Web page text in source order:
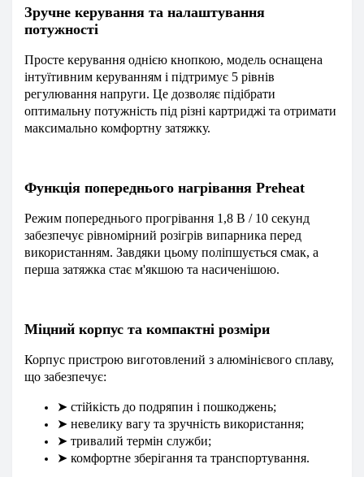
Зручне керування та налаштування
потужності
Просте керування однією кнопкою, модель оснащена
інтуїтивним керуванням і підтримує 5 рівнів
регулювання напруги. Це дозволяє підібрати
оптимальну потужність під різні картриджі та отримати
максимально комфортну затяжку.
Функція попереднього нагрівання Preheat
Режим попереднього прогрівання 1,8 В / 10 секунд
забезпечує рівномірний розігрів випарника перед
використанням. Завдяки цьому поліпшується смак, а
перша затяжка стає м'якшою та насиченішою.
Міцний корпус та компактні розміри
Корпус пристрою виготовлений з алюмінієвого сплаву,
що забезпечує:
➤ стійкість до подряпин і пошкоджень;
➤ невелику вагу та зручність використання;
➤ тривалий термін служби;
➤ комфортне зберігання та транспортування.